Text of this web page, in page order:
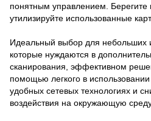
понятным управлением.
утилизируйте использованные
Идеальный выбор для небольших
которые нуждаются в
сканирования, эффективном
помощью легкого в использовании
удобных сетевых технологиях и
воздействия на окружающую